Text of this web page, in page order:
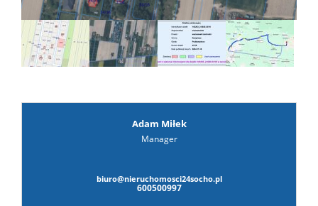
Adam Miłek
Manager
biuro@nieruchomosci24socho.pl
600500997